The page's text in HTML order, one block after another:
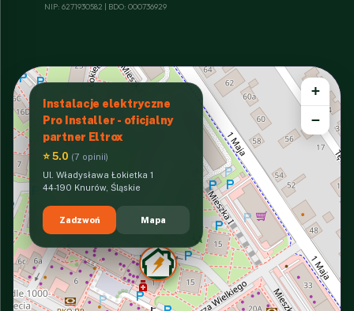
NIP: 6271930582 | BDO: 000736929
Instalacje elektryczne
Pro Installer - oficjalny
partner Eltrox
⭐ 5.0 (7 opinii)
Ul. Władysława Łokietka 1
44-190 Knurów, Śląskie
Zadzwoń Mapa
+
−